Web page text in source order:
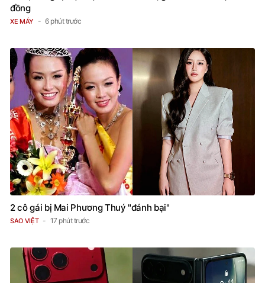
đồng
XE MÁY 6 phút trước
2 cô gái bị Mai Phương Thuý "đánh bại"
SAO VIỆT 17 phút trước